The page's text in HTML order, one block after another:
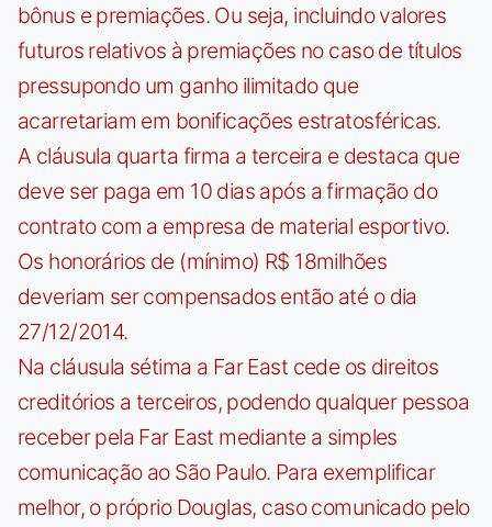
bônus e premiações. Ou seja, incluindo valores
futuros relativos à premiações no caso de títulos
pressupondo um ganho ilimitado que
acarretariam em bonificações estratosféricas.
A cláusula quarta firma a terceira e destaca que
deve ser paga em 10 dias após a firmação do
contrato com a empresa de material esportivo.
Os honorários de (mínimo) R$ 18milhões
deveriam ser compensados então até o dia
27/12/2014.
Na cláusula sétima a Far East cede os direitos
creditórios a terceiros, podendo qualquer pessoa
receber pela Far East mediante a simples
comunicação ao São Paulo. Para exemplificar
melhor, o próprio Douglas, caso comunicado pelo